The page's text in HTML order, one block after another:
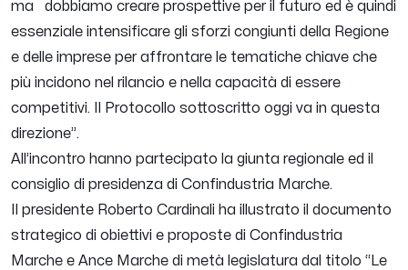
ma dobbiamo creare prospettive per il futuro ed è quindi
essenziale intensificare gli sforzi congiunti della Regione
e delle imprese per affrontare le tematiche chiave che
più incidono nel rilancio e nella capacità di essere
competitivi. Il Protocollo sottoscritto oggi va in questa
direzione”.
All’incontro hanno partecipato la giunta regionale ed il
consiglio di presidenza di Confindustria Marche.
Il presidente Roberto Cardinali ha illustrato il documento
strategico di obiettivi e proposte di Confindustria
Marche e Ance Marche di metà legislatura dal titolo “Le